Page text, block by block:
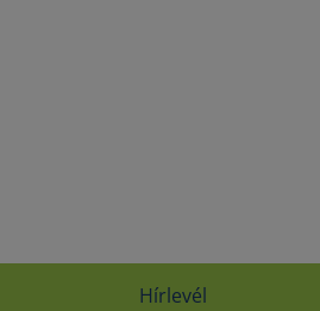
Hírlevél